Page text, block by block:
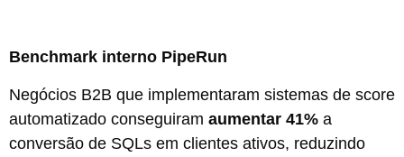
Benchmark interno PipeRun
Negócios B2B que implementaram sistemas de score
automatizado conseguiram aumentar 41% a
conversão de SQLs em clientes ativos, reduzindo